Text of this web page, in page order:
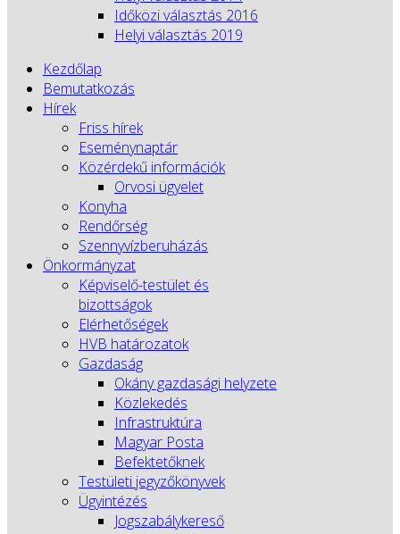
Időközi választás 2016
Helyi választás 2019
Kezdőlap
Bemutatkozás
Hírek
Friss hírek
Eseménynaptár
Közérdekű információk
Orvosi ügyelet
Konyha
Rendőrség
Szennyvízberuházás
Önkormányzat
Képviselő-testület és
bizottságok
Elérhetőségek
HVB határozatok
Gazdaság
Okány gazdasági helyzete
Közlekedés
Infrastruktúra
Magyar Posta
Befektetőknek
Testületi jegyzőkönyvek
Ügyintézés
Jogszabálykereső